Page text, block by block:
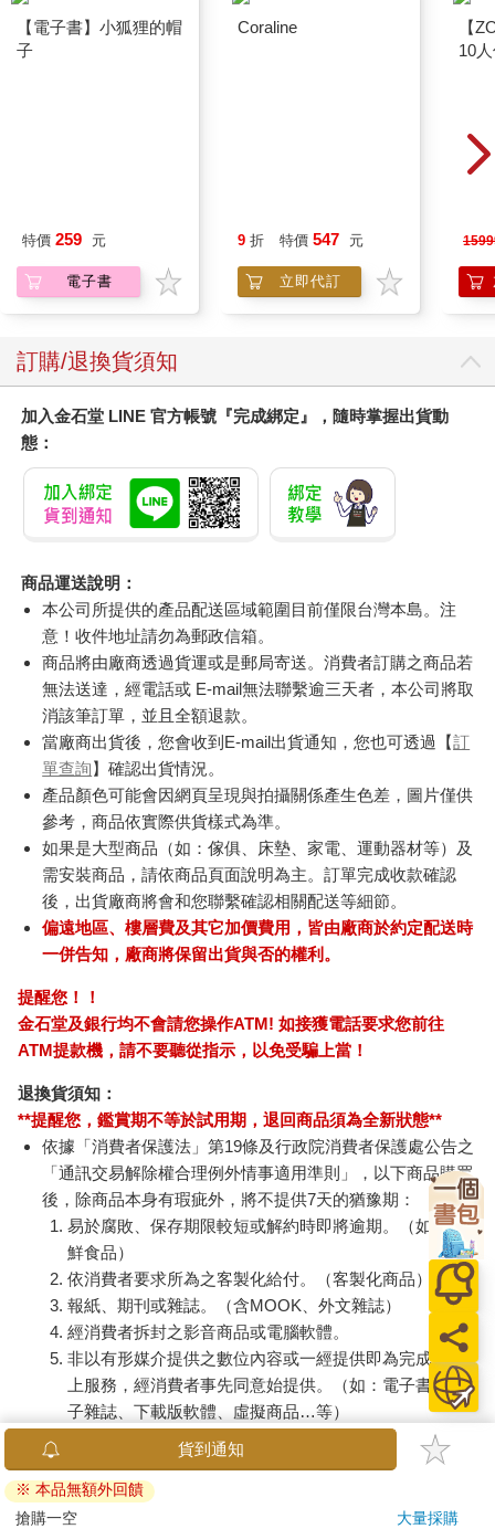
特價 259 元
電子書
9 折 特價 547 元
立即代訂
微
訂購/退換貨須知
加入金石堂 LINE 官方帳號『完成綁定』，隨時掌握出貨動
態：
商品運送說明：
本公司所提供的產品配送區域範圍目前僅限台灣本島。注
意！收件地址請勿為郵政信箱。
商品將由廠商透過貨運或是郵局寄送。消費者訂購之商品若
無法送達，經電話或 E-mail無法聯繫逾三天者，本公司將取
消該筆訂單，並且全額退款。
當廠商出貨後，您會收到E-mail出貨通知，您也可透過【訂
單查詢】確認出貨情況。
產品顏色可能會因網頁呈現與拍攝關係產生色差，圖片僅供
參考，商品依實際供貨樣式為準。
如果是大型商品（如：傢俱、床墊、家電、運動器材等）及
需安裝商品，請依商品頁面說明為主。訂單完成收款確認
後，出貨廠商將會和您聯繫確認相關配送等細節。
偏遠地區、樓層費及其它加價費用，皆由廠商於約定配送時
一併告知，廠商將保留出貨與否的權利。
提醒您！！
金石堂及銀行均不會請您操作ATM! 如接獲電話要求您前往
ATM提款機，請不要聽從指示，以免受騙上當！
退換貨須知：
**提醒您，鑑賞期不等於試用期，退回商品須為全新狀態**
依據「消費者保護法」第19條及行政院消費者保護處公告之
「通訊交易解除權合理例外情事適用準則」，以下商品購買
後，除商品本身有瑕疵外，將不提供7天的猶豫期：
易於腐敗、保存期限較短或解約時即將逾期。（如：生
鮮食品）
依消費者要求所為之客製化給付。（客製化商品）
報紙、期刊或雜誌。（含MOOK、外文雜誌）
經消費者拆封之影音商品或電腦軟體。
非以有形媒介提供之數位內容或一經提供即為完成之線
上服務，經消費者事先同意始提供。（如：電子書、電
子雜誌、下載版軟體、虛擬商品…等）
已拆封之個人衛生用品。（如：內衣褲、刮鬍刀、除毛
若非上列種類商品，均享有到貨7天的猶豫期（含例假
日）。
貨到通知
※ 本品無額外回饋
搶購一空
大量採購